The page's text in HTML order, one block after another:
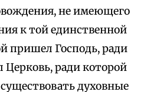
не имеющего
к той единственной
пришел Господь, ради
Церковь, ради которой
духовные